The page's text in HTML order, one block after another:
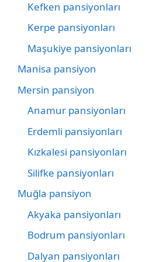
Kefken pansiyonları
Kerpe pansiyonları
Maşukiye pansiyonları
Manisa pansiyon
Mersin pansiyon
Anamur pansiyonları
Erdemli pansiyonları
Kızkalesi pansiyonları
Silifke pansiyonları
Muğla pansiyon
Akyaka pansiyonları
Bodrum pansiyonları
Dalyan pansiyonları